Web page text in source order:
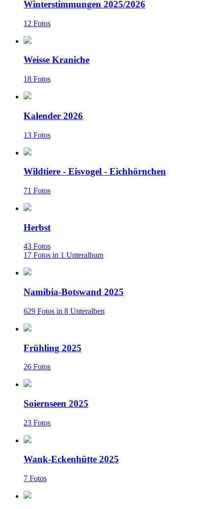
Winterstimmungen 2025/2026
12 Fotos
Weisse Kraniche
18 Fotos
Kalender 2026
13 Fotos
Wildtiere - Eisvogel - Eichhörnchen
71 Fotos
Herbst
43 Fotos
17 Fotos in 1 Unteralbum
Namibia-Botswand 2025
629 Fotos in 8 Unteralben
Frühling 2025
26 Fotos
Soiernseen 2025
23 Fotos
Wank-Eckenhütte 2025
7 Fotos